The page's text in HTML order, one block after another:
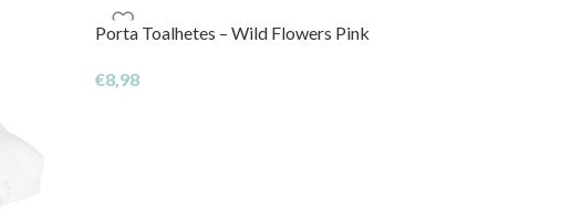
Porta Toalhetes – Wild Flowers Pink
€8,98